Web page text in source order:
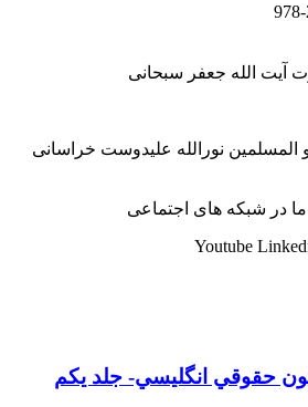
آیت الله جعفر سبحانی
المسلمین نورالله علیدوست خراسانی
در شبکه های اجتماعی
Youtube
حقوقي انگليسي- جلد يكم